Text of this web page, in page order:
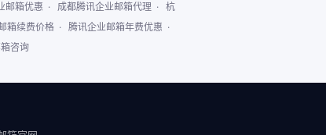
邮箱优惠 · 成都腾讯企业邮箱代理 · 杭
箱续费价格 · 腾讯企业邮箱年费优惠 ·
咨询
13302471275(微信同号)
在线